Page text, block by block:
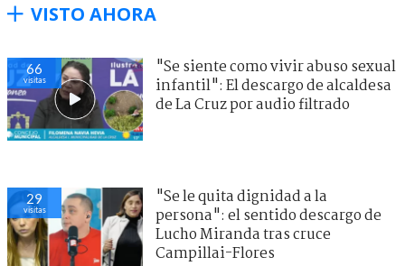
VISTO AHORA
67
visitas
"Se siente como vivir abuso sexual
infantil": El descargo de alcaldesa
de La Cruz por audio filtrado
29
visitas
"Se le quita dignidad a la
persona": el sentido descargo de
Lucho Miranda tras cruce
Campillai-Flores